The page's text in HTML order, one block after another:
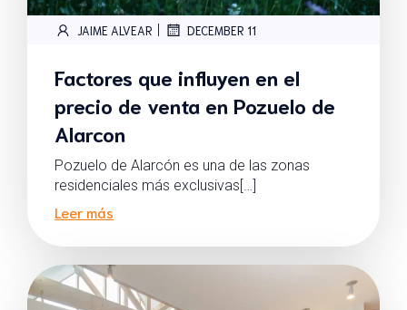
JAIME ALVEAR | DECEMBER 11
Factores que influyen en el
precio de venta en Pozuelo de
Alarcon
Pozuelo de Alarcón es una de las zonas
residenciales más exclusivas[…]
Leer más